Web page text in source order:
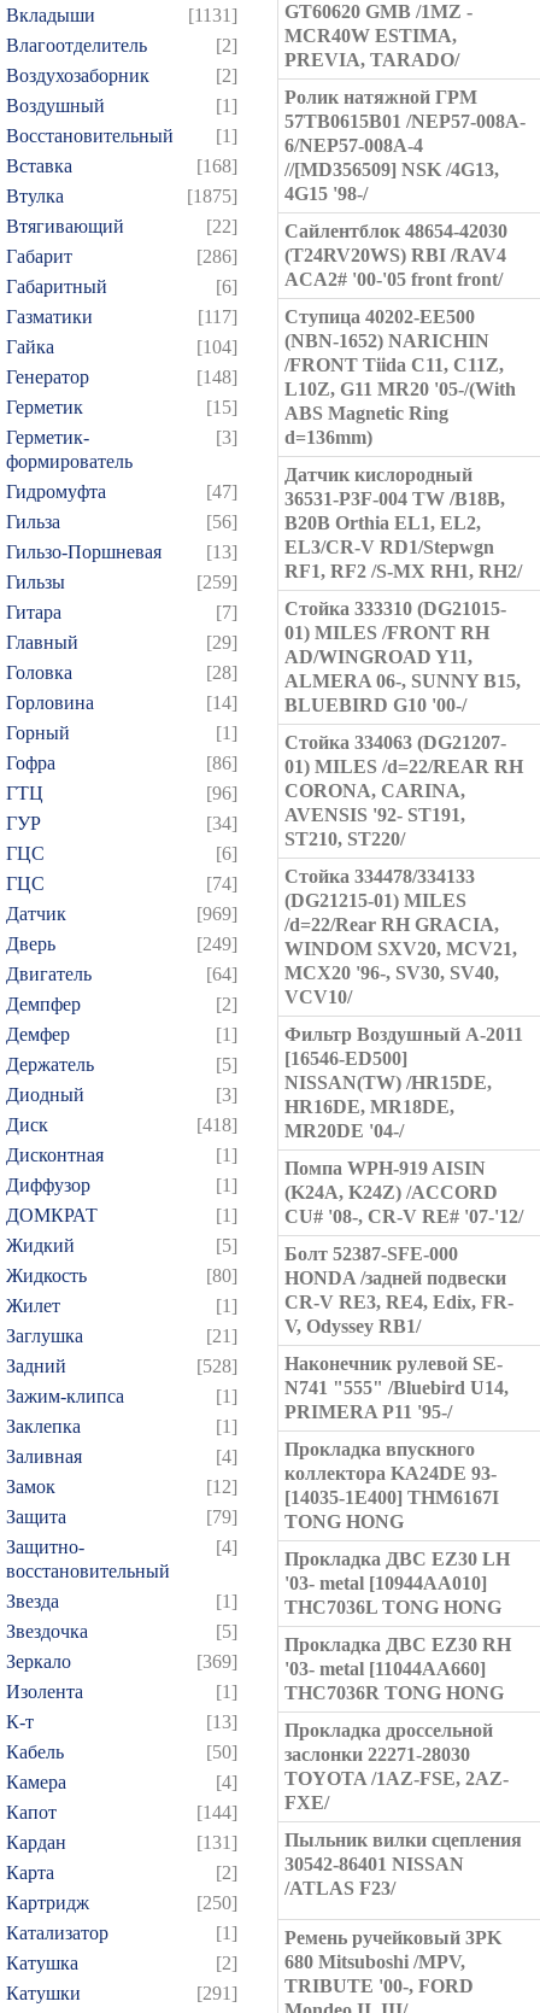
Вкладыши
[1131]
Влагоотделитель
[2]
Воздухозаборник
[2]
Воздушный
[1]
Восстановительный
[1]
Вставка
[168]
Втулка
[1875]
Втягивающий
[22]
Габарит
[286]
Габаритный
[6]
Газматики
[117]
Гайка
[104]
Генератор
[148]
Герметик
[15]
Герметик-
формирователь
[3]
Гидромуфта
[47]
Гильза
[56]
Гильзо-Поршневая
[13]
Гильзы
[259]
Гитара
[7]
Главный
[29]
Головка
[28]
Горловина
[14]
Горный
[1]
Гофра
[86]
ГТЦ
[96]
ГУР
[34]
ГЦC
[6]
ГЦС
[74]
Датчик
[969]
Дверь
[249]
Двигатель
[64]
Демпфер
[2]
Демфер
[1]
Держатель
[5]
Диодный
[3]
Диск
[418]
Дисконтная
[1]
Диффузор
[1]
ДОМКРАТ
[1]
Жидкий
[5]
Жидкость
[80]
Жилет
[1]
Заглушка
[21]
Задний
[528]
Зажим-клипса
[1]
Заклепка
[1]
Заливная
[4]
Замок
[12]
Защита
[79]
Защитно-
восстановительный
[4]
Звезда
[1]
Звездочка
[5]
Зеркало
[369]
Изолента
[1]
К-т
[13]
Кабель
[50]
Камера
[4]
Капот
[144]
Кардан
[131]
Карта
[2]
Картридж
[250]
Катализатор
[1]
Катушка
[2]
Катушки
[291]
GT60620 GMB /1MZ -
MCR40W ESTIMA,
PREVIA, TARADO/
Ролик натяжной ГРМ
57TB0615B01 /NEP57-008A-
6/NEP57-008A-4
//[MD356509] NSK /4G13,
4G15 '98-/
Сайлентблок 48654-42030
(T24RV20WS) RBI /RAV4
ACA2# '00-'05 front front/
Ступица 40202-EE500
(NBN-1652) NARICHIN
/FRONT Tiida C11, C11Z,
L10Z, G11 MR20 '05-/(With
ABS Magnetic Ring
d=136mm)
Датчик кислородный
36531-P3F-004 TW /B18B,
B20B Orthia EL1, EL2,
EL3/CR-V RD1/Stepwgn
RF1, RF2 /S-MX RH1, RH2/
Стойка 333310 (DG21015-
01) MILES /FRONT RH
AD/WINGROAD Y11,
ALMERA 06-, SUNNY B15,
BLUEBIRD G10 '00-/
Стойка 334063 (DG21207-
01) MILES /d=22/REAR RH
CORONA, CARINA,
AVENSIS '92- ST191,
ST210, ST220/
Стойка 334478/334133
(DG21215-01) MILES
/d=22/Rear RH GRACIA,
WINDOM SXV20, MCV21,
MCX20 '96-, SV30, SV40,
VCV10/
Фильтр Воздушный A-2011
[16546-ED500]
NISSAN(TW) /HR15DE,
HR16DE, MR18DE,
MR20DE '04-/
Помпа WPH-919 AISIN
(K24A, K24Z) /ACCORD
CU# '08-, CR-V RE# '07-'12/
Болт 52387-SFE-000
HONDA /задней подвески
CR-V RE3, RE4, Edix, FR-
V, Odyssey RB1/
Наконечник рулевой SE-
N741 "555" /Bluebird U14,
PRIMERA P11 '95-/
Прокладка впускного
коллектора KA24DE 93-
[14035-1E400] THM6167I
TONG HONG
Прокладка ДВС EZ30 LH
'03- metal [10944AA010]
THC7036L TONG HONG
Прокладка ДВС EZ30 RH
'03- metal [11044AA660]
THC7036R TONG HONG
Прокладка дроссельной
заслонки 22271-28030
TOYOTA /1AZ-FSE, 2AZ-
FXE/
Пыльник вилки сцепления
30542-86401 NISSAN
/ATLAS F23/
Ремень ручейковый 3PK
680 Mitsuboshi /MPV,
TRIBUTE '00-, FORD